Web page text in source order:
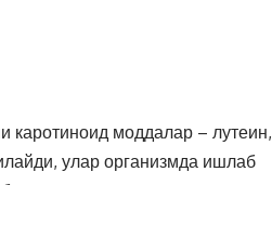
каротиноид моддалар – лутеин,
улар организмда ишлаб
озиқ-овқатларда мавжуд.